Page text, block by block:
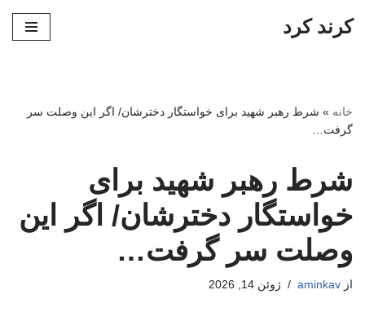
کرند کرد
خانه » شرط رهبر شهید برای خواستگار دخترشان/ اگر این وصلت سر
گرفت…
شرط رهبر شهید برای
خواستگار دخترشان/ اگر این
وصلت سر گرفت…
از aminkav ژوئن 14, 2026